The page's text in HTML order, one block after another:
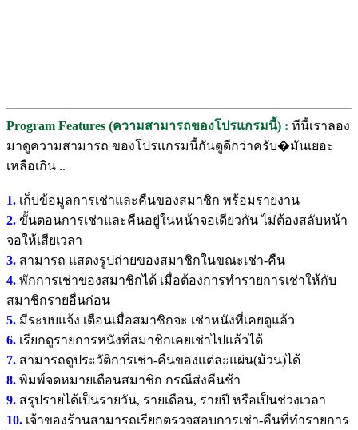
Program Features (ความสามารถของโปรแกรมนี้) : ทีนี้เราลอง
มาดูความสามารถ ของโปรแกรมนี้กันดูดีกว่าครับ�มันเยอะ
เหลือเกิน ..
1. เก็บข้อมูลการเช่าและคืนของสมาชิก พร้อมรายงาน
2. ขั้นตอนการเช่าและคืนอยู่ในหน้าจอเดียวกัน ไม่ต้องสลับหน้า
จอให้เสียเวลา
3. สามารถ แสดงรูปถ่ายของสมาชิกในขณะเช่า-คืน
4. พักการเช่าของสมาชิกได้ เมื่อต้องการทำรายการเช่าให้กับ
สมาชิกรายอื่นก่อน
5. มีระบบแจ้ง เตือนเมื่อสมาชิกจะ เช่าหนังที่เคยดูแล้ว
6. เรียกดูรายการหนังที่สมาชิกเคยเช่าไปแล้วได้
7. สามารถดูประวัติการเช่า-คืนของแต่ละแผ่น(ม้วน)ได้
8. พิมพ์จดหมายเตือนสมาชิก กรณีส่งคืนช้า
9. สรุปรายได้เป็นรายวัน, รายเดือน, รายปี หรือเป็นช่วงเวลา
10. เจ้าของร้านสามารถเรียกตรวจสอบการเช่า-คืนที่ทำรายการ